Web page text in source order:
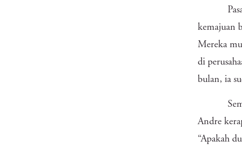
kemajuan
Mereka
di
bulan, ia
Andre
“Apakah